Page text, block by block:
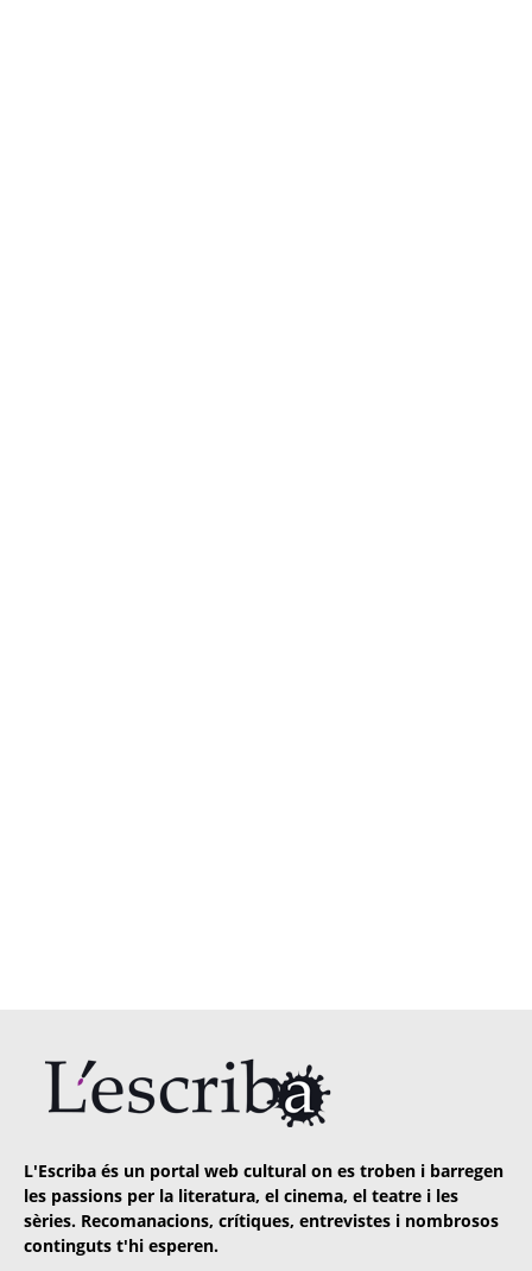
L'Escriba és un portal web cultural on es troben i barregen
les passions per la literatura, el cinema, el teatre i les
sèries. Recomanacions, crítiques, entrevistes i nombrosos
continguts t'hi esperen.